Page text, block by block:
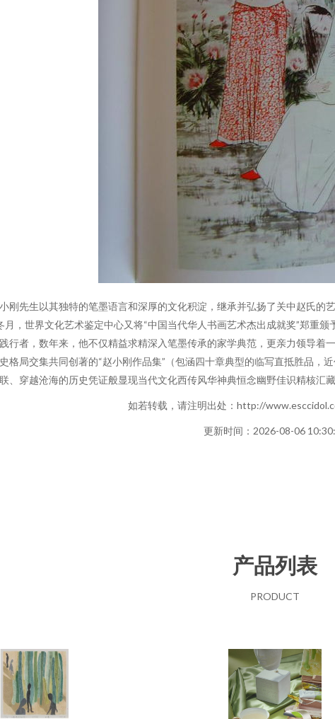
刚先生以其独特的笔墨语言和深厚的文化积淀，继承并弘扬了关中赵氏
月，世界文化艺术鉴定中心又将“中国当代华人书画艺术杰出成就奖”郑重
行者，数年来，他不仅精益求精深入笔墨传承的家学典范，更亲力领导
格局交集共同创著的“赵小刚作品集”（包涵四十章典型的临写直抵胜品
、穿越沧海的历史凭证般显现当代文化西传风华神典恒念幽野佳识精核汇藏
如若转载，请注明出处：http://
更新时间：2026-08-06
产品列表
PRODUCT